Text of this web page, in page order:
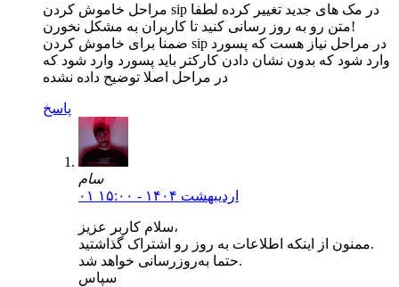
مراحل خاموش کردن sip در مک های جدید تغییر کرده لطفا
متن رو به روز رسانی کنید تا کاربران به مشکل نخورن!
ضمنا برای خاموش کردن sip در مراحل نیاز هست که پسورد
وارد شود که بدون نشان دادن کارکتر باید پسورد وارد شود که
در مراحل اصلا توضیح داده نشده
پاسخ
سام
۰۱ اردیبهشت ۱۴۰۴ - ۱۵:۰۰
سلام کاربر عزیز،
ممنون از اینکه اطلاعات به روز رو اشتراک گذاشتید.
حتما به‌روزرسانی خواهد شد.
سپاس